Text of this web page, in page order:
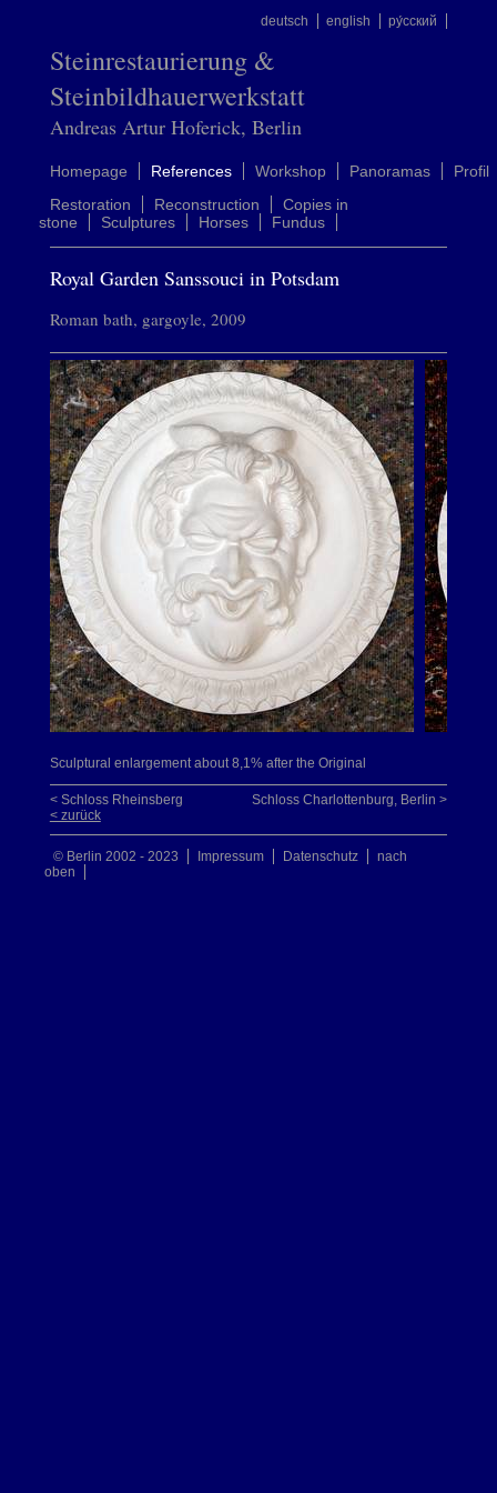
deutsch english ру́сский
Steinrestaurierung &
Steinbildhauerwerkstatt
Andreas Artur Hoferick, Berlin
Homepage References Workshop Panoramas
Profil
Restoration
Reconstruction
Copies in
stone
Sculptures Horses Fundus
Royal Garden Sanssouci in Potsdam
Roman bath, gargoyle, 2009
Sculptural enlargement about 8,1% after the Original
Schloss Charlottenburg, Berlin >
< Schloss Rheinsberg
< zurück
© Berlin 2002 - 2023 Impressum Datenschutz
nach
oben